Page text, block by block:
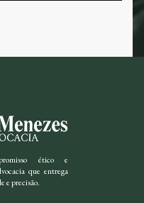
ético e
que entrega
e precisão.